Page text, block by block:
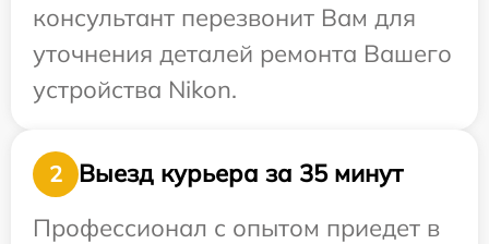
консультант перезвонит Вам для
уточнения деталей ремонта Вашего
устройства Nikon.
2
Выезд курьера за 35 минут
Профессионал с опытом приедет в